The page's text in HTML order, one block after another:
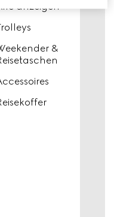
anzeigen
&